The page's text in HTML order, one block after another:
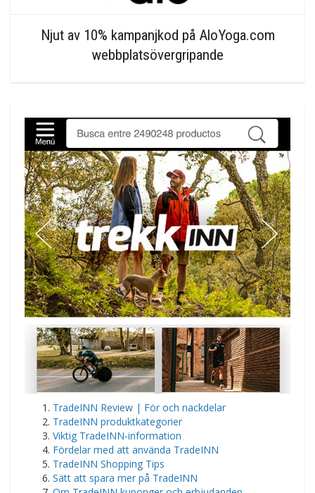
Njut av 10% kampanjkod på AloYoga.com
webbplatsövergripande
TradeINN Review | För och nackdelar
TradeINN produktkategorier
Viktig TradeINN-information
Fördelar med att använda TradeINN
TradeINN Shopping Tips
Sätt att spara mer på TradeINN